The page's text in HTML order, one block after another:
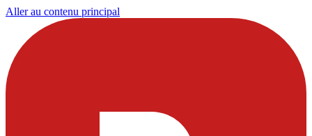
Aller au contenu principal